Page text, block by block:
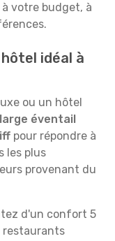
votre budget, à
idéal à
ou un hôtel
éventail
pour répondre à
les plus
provenant du
d'un confort 5
restaurants